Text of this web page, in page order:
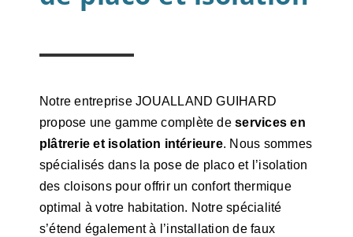
Notre entreprise JOUALLAND GUIHARD
propose une gamme complète deservices en
plâtrerie et isolation intérieure. Nous sommes
spécialisés dans la pose de placo et l’isolation
des cloisons pour offrir un confort thermique
optimal à votre habitation. Notre spécialité
s’étend également à l’installation de faux